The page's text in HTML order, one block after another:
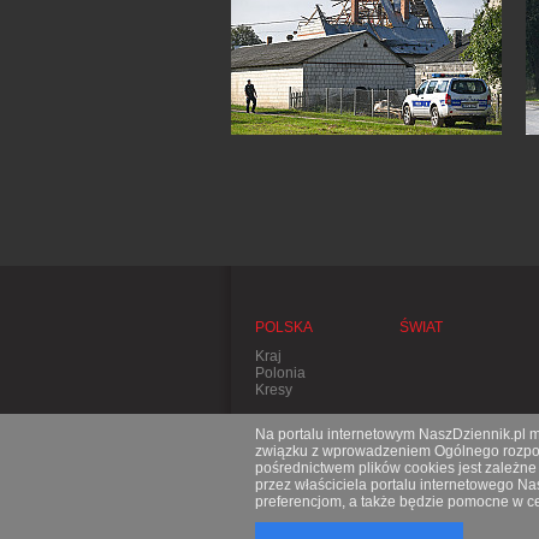
POLSKA
Kraj
Polonia
Kresy
ŚWIAT
Na portalu internetowym NaszDziennik.pl
związku z wprowadzeniem Ogólnego
pośrednictwem plików cookies jest
przez właściciela portalu internetowego
preferencjom, a także będzie pomocne w